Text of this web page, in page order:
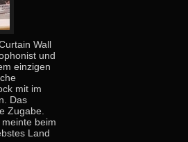
Wall
und
einzigen
mit im
Das
Zugabe.
beim
Land